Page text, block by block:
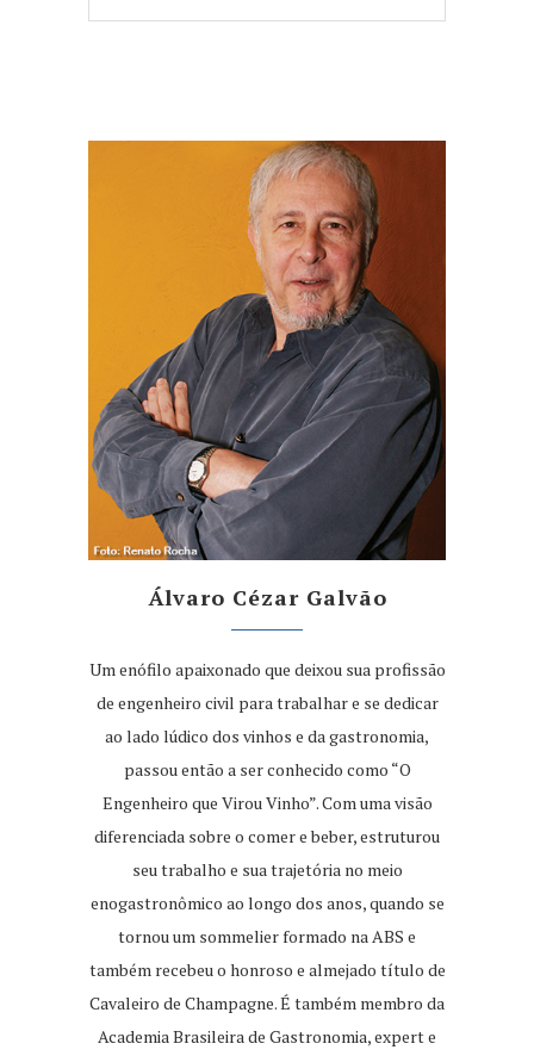
Álvaro Cézar Galvão
Um enófilo apaixonado que deixou sua profissão
de engenheiro civil para trabalhar e se dedicar
ao lado lúdico dos vinhos e da gastronomia,
passou então a ser conhecido como “O
Engenheiro que Virou Vinho”. Com uma visão
diferenciada sobre o comer e beber, estruturou
seu trabalho e sua trajetória no meio
enogastronômico ao longo dos anos, quando se
tornou um sommelier formado na ABS e
também recebeu o honroso e almejado título de
Cavaleiro de Champagne. É também membro da
Academia Brasileira de Gastronomia, expert e